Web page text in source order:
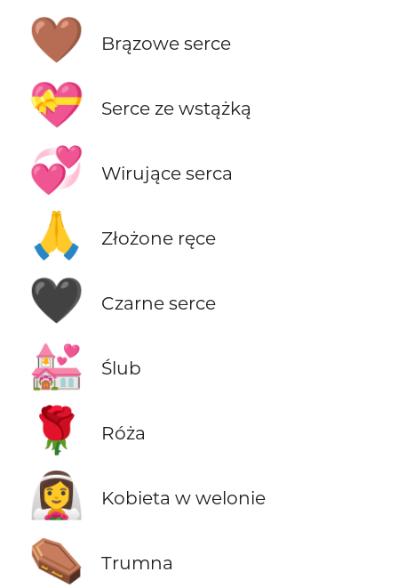
🤎 Brązowe serce
💝 Serce ze wstążką
💞 Wirujące serca
🙏 Złożone ręce
🖤 Czarne serce
💒 Ślub
🌹 Róża
👰‍♀️ Kobieta w welonie
⚰️ Trumna